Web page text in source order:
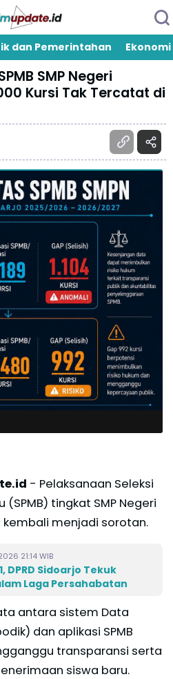
dan Pemerintahan Ekonomi
SMP Negeri
Kursi Tak Tercatat di
- Pelaksanaan Seleksi
(SPMB) tingkat SMP Negeri
menjadi sorotan.
21:14 WIB
DPRD Sidoarjo Tekuk
Laga Persahabatan
antara sistem Data
dan aplikasi SPMB
transparansi serta
siswa baru.